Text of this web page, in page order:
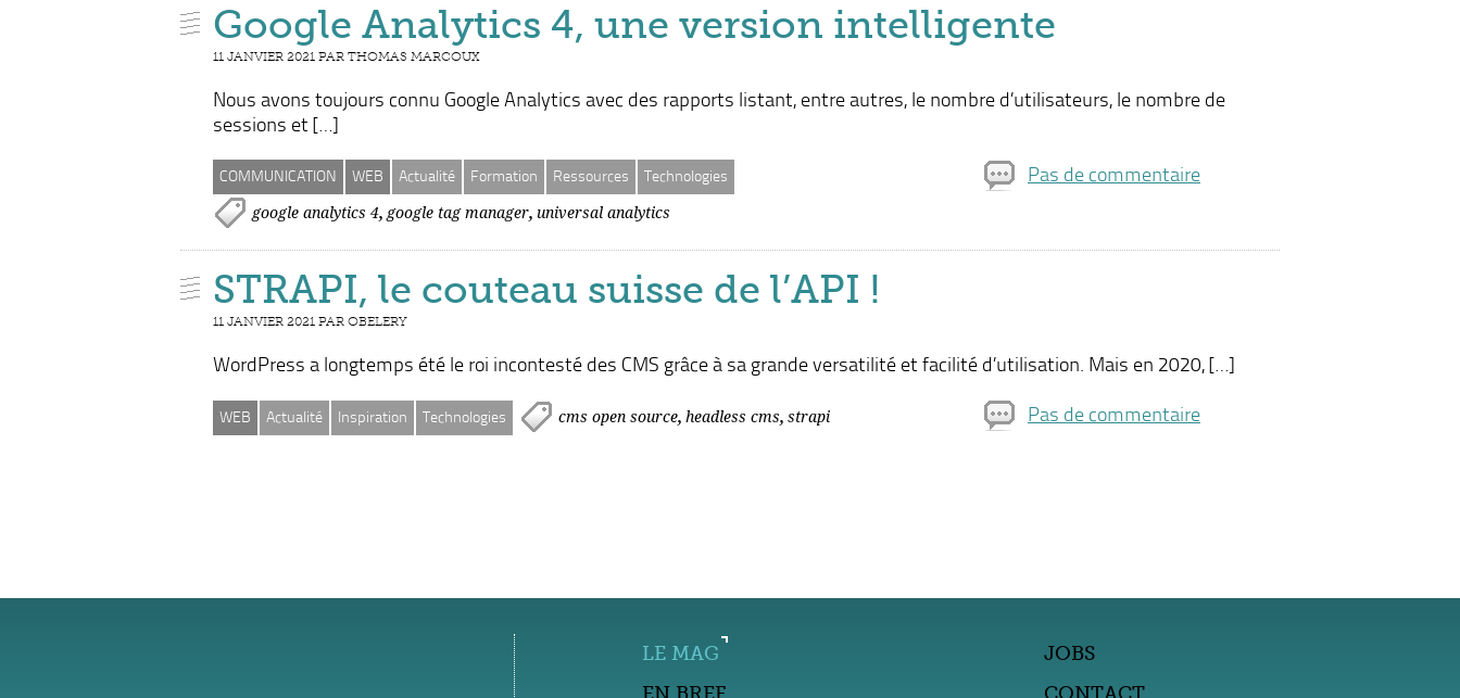
Google Analytics 4, une version intelligente
11 JANVIER 2021 PAR THOMAS MARCOUX
Nous avons toujours connu Google Analytics avec des rapports listant, entre autres, le nombre d’utilisateurs, le nombre de
sessions et […]
Pas de commentaire
COMMUNICATION WEB Actualité Formation Ressources Technologies
google analytics 4, google tag manager, universal analytics
STRAPI, le couteau suisse de l’API !
11 JANVIER 2021 PAR OBELERY
WordPress a longtemps été le roi incontesté des CMS grâce à sa grande versatilité et facilité d’utilisation. Mais en 2020, […]
Pas de commentaire
WEB Actualité Inspiration Technologies cms open source, headless cms, strapi
LE MAG
JOBS